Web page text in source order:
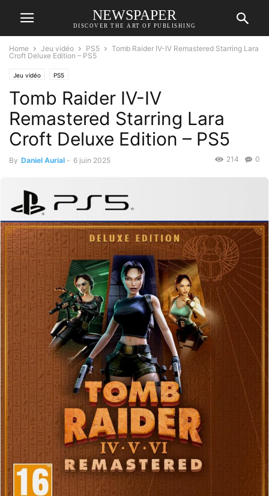
NEWSPAPER
DISCOVER THE ART OF PUBLISHING
Home Jeu vidéo PS5
Tomb Raider IV-IV Remastered Starring Lara
Croft Deluxe Edition – PS5
Jeu vidéo PS5
Tomb Raider IV-IV
Remastered Starring Lara
Croft Deluxe Edition – PS5
By Daniel Aurial - 6 juin 2025 0
214